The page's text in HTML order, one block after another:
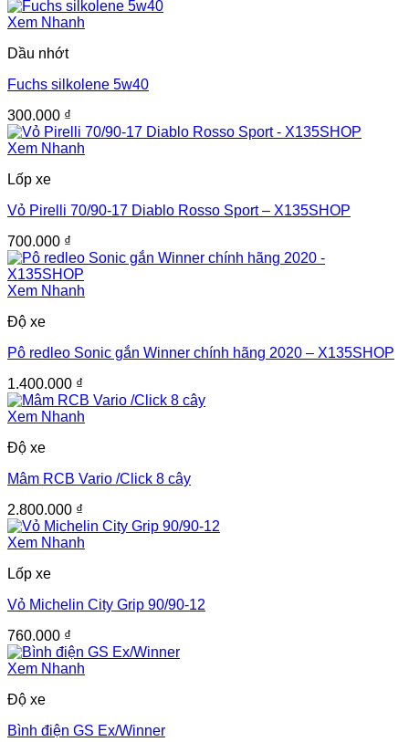
Xem Nhanh
Dầu nhớt
Fuchs silkolene 5w40
300.000 ₫
Xem Nhanh
Lốp xe
Vỏ Pirelli 70/90-17 Diablo Rosso Sport – X135SHOP
700.000 ₫
Xem Nhanh
Độ xe
Pô redleo Sonic gắn Winner chính hãng 2020 – X135SHOP
1.400.000 ₫
Xem Nhanh
Độ xe
Mâm RCB Vario /Click 8 cây
2.800.000 ₫
Xem Nhanh
Lốp xe
Vỏ Michelin City Grip 90/90-12
760.000 ₫
Xem Nhanh
Độ xe
Bình điện GS Ex/Winner